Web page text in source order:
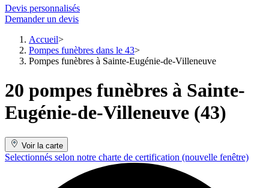
Devis personnalisés
Demander un devis
Accueil
Pompes funèbres dans le 43
Pompes funèbres à Sainte-Eugénie-de-Villeneuve
20 pompes funèbres à Sainte-
Eugénie-de-Villeneuve (43)
Voir la carte
Selectionnés selon notre charte de certification (nouvelle fenêtre)